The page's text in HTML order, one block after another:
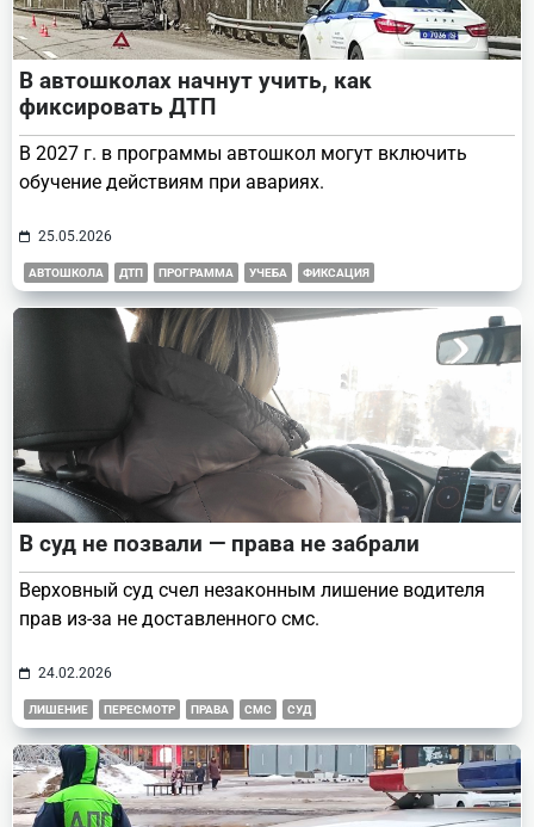
В автошколах начнут учить, как
фиксировать ДТП
В 2027 г. в программы автошкол могут включить
обучение действиям при авариях.
25.05.2026
АВТОШКОЛА ДТП ПРОГРАММА УЧЕБА ФИКСАЦИЯ
В суд не позвали — права не забрали
Верховный суд счел незаконным лишение водителя
прав из-за не доставленного смс.
24.02.2026
ЛИШЕНИЕ ПЕРЕСМОТР ПРАВА СМС СУД